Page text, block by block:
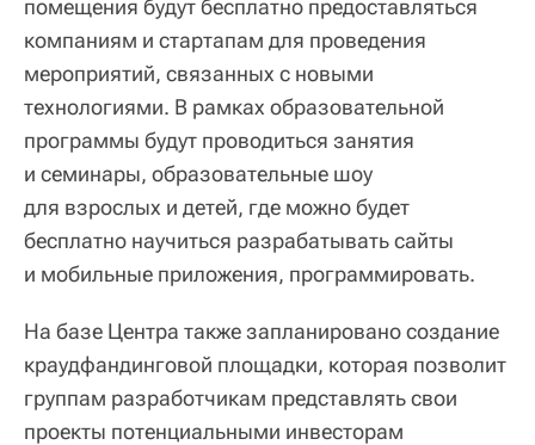
помещения будут бесплатно предоставляться
компаниям и стартапам для проведения
мероприятий, связанных с новыми
технологиями. В рамках образовательной
программы будут проводиться занятия
и семинары, образовательные шоу
для взрослых и детей, где можно будет
бесплатно научиться разрабатывать сайты
и мобильные приложения, программировать.
На базе Центра также запланировано создание
краудфандинговой площадки, которая позволит
группам разработчикам представлять свои
проекты потенциальными инвесторам